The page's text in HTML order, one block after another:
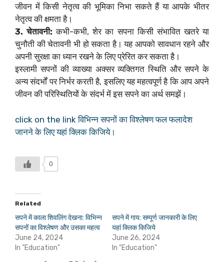
जीवन में किसी नेतृत्व की भूमिका निभा सकते हैं या आपके भीतर
नेतृत्व की क्षमता है।
3. चेतावनी:कभी-कभी, शेर का सपना किसी संभावित खतरे या
चुनौती की चेतावनी भी हो सकता है। यह आपको सावधान रहने और
अपनी सुरक्षा का ध्यान रखने के लिए प्रेरित कर सकता है।
इस्लामी सपनों की व्याख्या अक्सर व्यक्तिगत स्थिति और सपने के
अन्य संदर्भों पर निर्भर करती है, इसलिए यह महत्वपूर्ण है कि आप अपने
जीवन की परिस्थितियों के संदर्भ में इस सपने का अर्थ समझें।
click on the link विभिन्न सपनों का विश्लेषण फल फलादेश
जानने के लिए यहां क्लिक किजिये।
0
Related
सपने में काला शिवलिंग देखना: विभिन्न
सपनों का विश्लेषण और उसका महत्व
June 24, 2024
In "Education"
सपने में गाय: सम्पूर्ण जानकारी के लिए
यहां क्लिक किजिये
June 26, 2024
In "Education"